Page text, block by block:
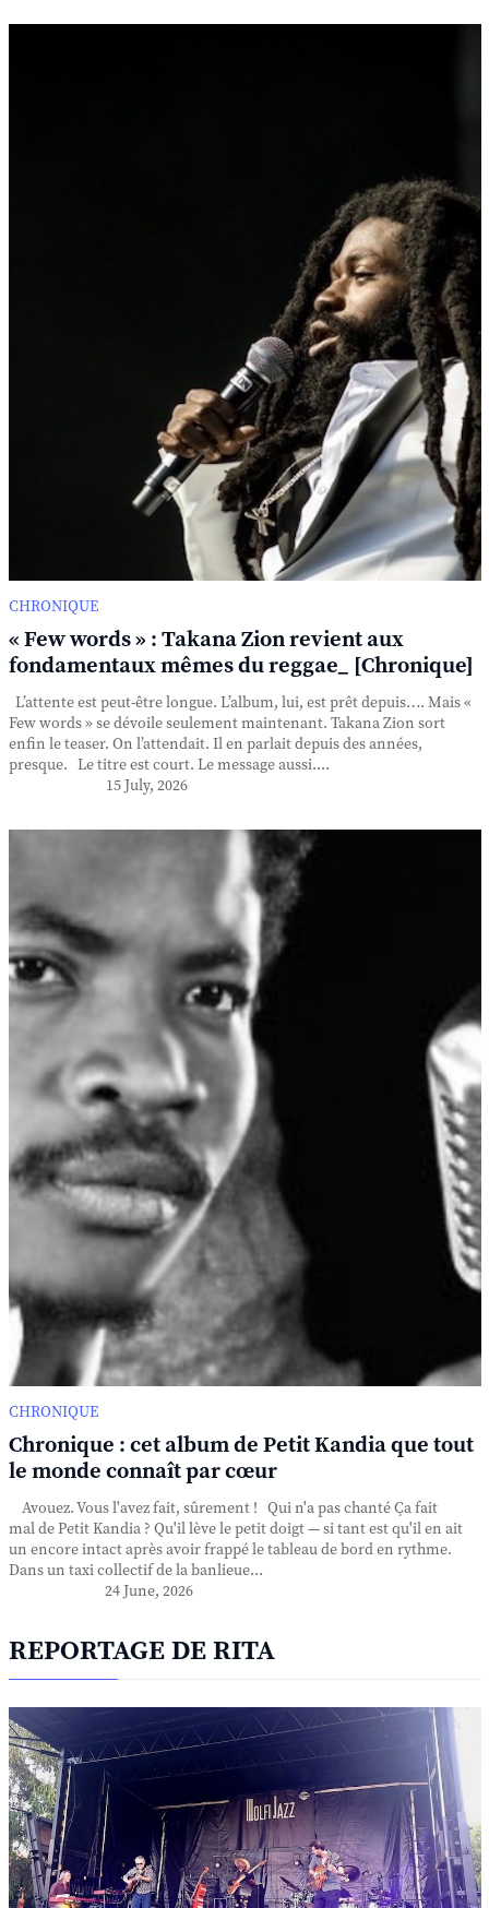
CHRONIQUE
« Few words » : Takana Zion revient aux
fondamentaux mêmes du reggae_ [Chronique]
L’attente est peut-être longue. L’album, lui, est prêt depuis…. Mais «
Few words » se dévoile seulement maintenant. Takana Zion sort
enfin le teaser. On l’attendait. Il en parlait depuis des années,
presque. Le titre est court. Le message aussi....
15 July, 2026
CHRONIQUE
Chronique : cet album de Petit Kandia que tout
le monde connaît par cœur
Avouez. Vous l'avez fait, sûrement ! Qui n'a pas chanté Ça fait
mal de Petit Kandia ? Qu'il lève le petit doigt — si tant est qu'il en ait
un encore intact après avoir frappé le tableau de bord en rythme.
Dans un taxi collectif de la banlieue...
24 June, 2026
REPORTAGE DE RITA